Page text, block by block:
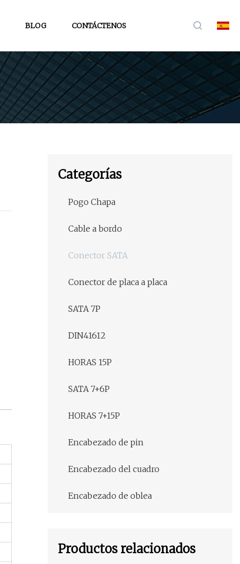
BLOG CONTÁCTENOS
Categorías
Pogo Chapa
Cable a bordo
Conector SATA
Conector de placa a placa
SATA 7P
DIN41612
HORAS 15P
SATA 7+6P
HORAS 7+15P
Encabezado de pin
Encabezado del cuadro
Encabezado de oblea
Productos relacionados